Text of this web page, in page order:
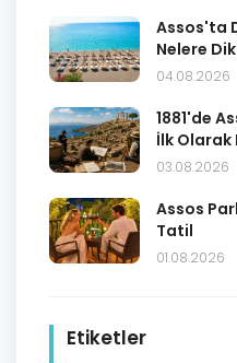
Assos'ta
Nelere
04.08.2026
1881'de
İlk Olarak
03.08.2026
Assos
Tatil
01.08.2026
Etiketler